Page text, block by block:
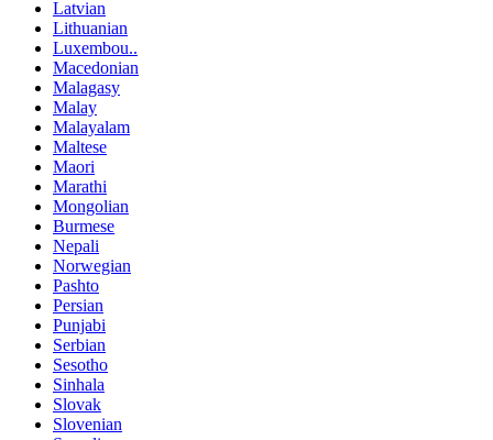
Latvian
Lithuanian
Luxembou..
Macedonian
Malagasy
Malay
Malayalam
Maltese
Maori
Marathi
Mongolian
Burmese
Nepali
Norwegian
Pashto
Persian
Punjabi
Serbian
Sesotho
Sinhala
Slovak
Slovenian